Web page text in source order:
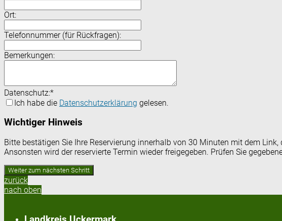
Ort:
Telefonnummer (für Rückfragen):
Bemerkungen:
Datenschutz:*
Ich habe die Datenschutzerklärung gelesen.
Wichtiger Hinweis
Bitte bestätigen Sie Ihre Reservierung innerhalb von 30 Minuten mit dem
Ansonsten wird der reservierte Termin wieder freigegeben. Prüfen Sie
zurück
nach oben